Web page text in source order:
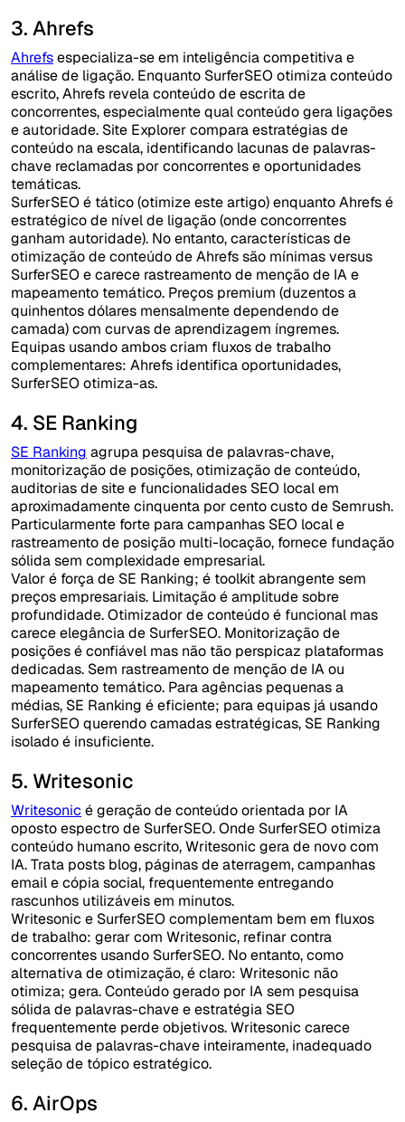
3. Ahrefs
Ahrefsespecializa-se em inteligência competitiva e
análise de ligação. Enquanto SurferSEO otimiza conteúdo
escrito, Ahrefs revela conteúdo de escrita de
concorrentes, especialmente qual conteúdo gera ligações
e autoridade. Site Explorer compara estratégias de
conteúdo na escala, identificando lacunas de palavras-
chave reclamadas por concorrentes e oportunidades
temáticas.
SurferSEO é tático (otimize este artigo) enquanto Ahrefs é
estratégico de nível de ligação (onde concorrentes
ganham autoridade). No entanto, características de
otimização de conteúdo de Ahrefs são mínimas versus
SurferSEO e carece rastreamento de menção de IA e
mapeamento temático. Preços premium (duzentos a
quinhentos dólares mensalmente dependendo de
camada) com curvas de aprendizagem íngremes.
Equipas usando ambos criam fluxos de trabalho
complementares: Ahrefs identifica oportunidades,
SurferSEO otimiza-as.
4. SE Ranking
SE Ranking agrupa pesquisa de palavras-chave,
monitorização de posições, otimização de conteúdo,
auditorias de site e funcionalidades SEO local em
aproximadamente cinquenta por cento custo de Semrush.
Particularmente forte para campanhas SEO local e
rastreamento de posição multi-locação, fornece fundação
sólida sem complexidade empresarial.
Valor é força de SE Ranking; é toolkit abrangente sem
preços empresariais. Limitação é amplitude sobre
profundidade. Otimizador de conteúdo é funcional mas
carece elegância de SurferSEO. Monitorização de
posições é confiável mas não tão perspicaz plataformas
dedicadas. Sem rastreamento de menção de IA ou
mapeamento temático. Para agências pequenas a
médias, SE Ranking é eficiente; para equipas já usando
SurferSEO querendo camadas estratégicas, SE Ranking
isolado é insuficiente.
5. Writesonic
Writesonic é geração de conteúdo orientada por IA
oposto espectro de SurferSEO. Onde SurferSEO otimiza
conteúdo humano escrito, Writesonic gera de novo com
IA. Trata posts blog, páginas de aterragem, campanhas
email e cópia social, frequentemente entregando
rascunhos utilizáveis em minutos.
Writesonic e SurferSEO complementam bem em fluxos
de trabalho: gerar com Writesonic, refinar contra
concorrentes usando SurferSEO. No entanto, como
alternativa de otimização, é claro: Writesonic não
otimiza; gera. Conteúdo gerado por IA sem pesquisa
sólida de palavras-chave e estratégia SEO
frequentemente perde objetivos. Writesonic carece
pesquisa de palavras-chave inteiramente, inadequado
seleção de tópico estratégico.
6. AirOps